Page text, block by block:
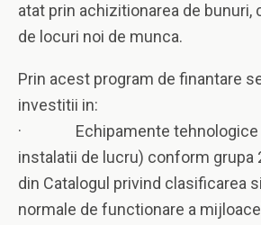
atat prin achizitionarea de bunuri,
de locuri noi de munca.
Prin acest program de finantare
investitii in:
· Echipamente tehnologice
instalatii de lucru) conform grupa
din Catalogul privind clasificarea
normale de functionare a